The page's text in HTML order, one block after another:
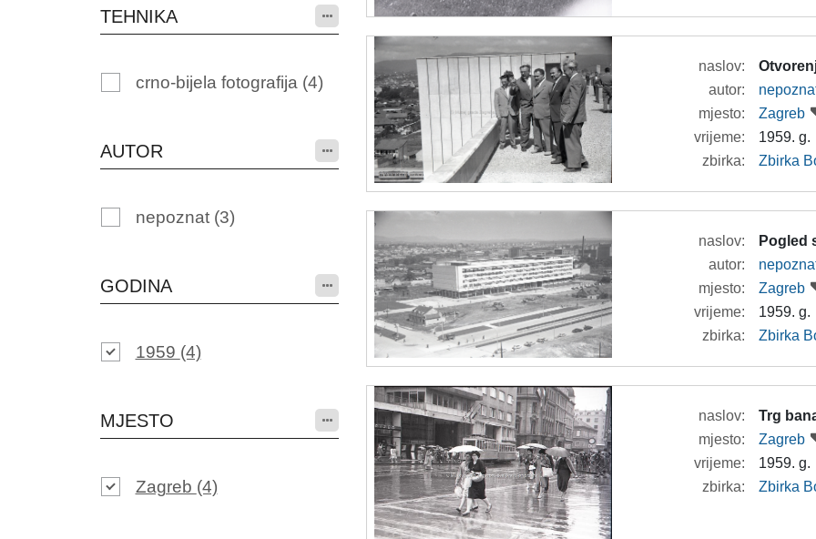
TEHNIKA
crno-bijela fotografija (4)
AUTOR
nepoznat (3)
GODINA
1959 (4)
MJESTO
Zagreb (4)
naslov:
autor:
mjesto:
Zagreb
vrijeme:
1959. g.
zbirka:
Zbirka
naslov:
Pogled
autor:
mjesto:
Zagreb
vrijeme:
1959. g.
zbirka:
Zbirka
naslov:
Trg
mjesto:
Zagreb
vrijeme:
1959. g.
zbirka:
Zbirka